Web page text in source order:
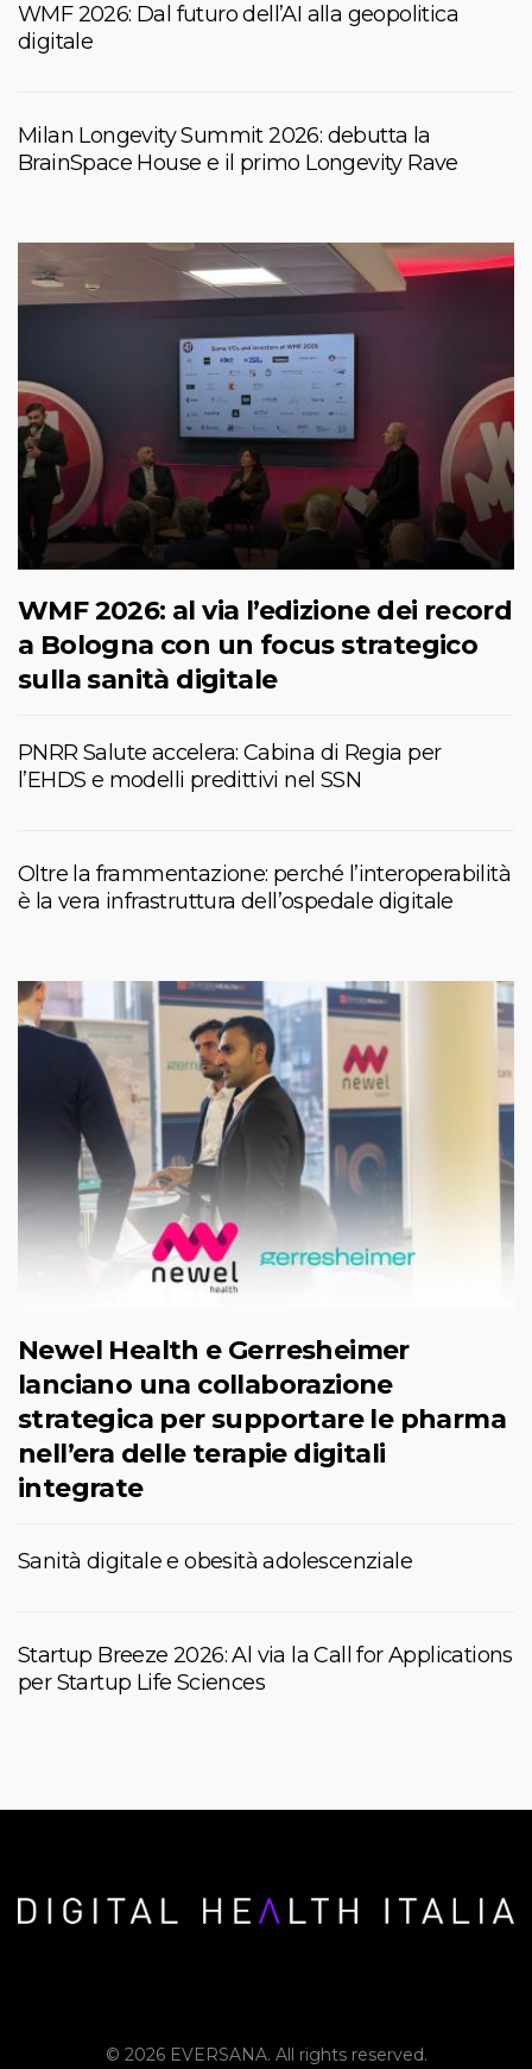
WMF 2026: Dal futuro dell’AI alla geopolitica
digitale
Milan Longevity Summit 2026: debutta la
BrainSpace House e il primo Longevity Rave
WMF 2026: al via l’edizione dei record
a Bologna con un focus strategico
sulla sanità digitale
PNRR Salute accelera: Cabina di Regia per
l’EHDS e modelli predittivi nel SSN
Oltre la frammentazione: perché l’interoperabilità
è la vera infrastruttura dell’ospedale digitale
Newel Health e Gerresheimer
lanciano una collaborazione
strategica per supportare le pharma
nell’era delle terapie digitali
integrate
Sanità digitale e obesità adolescenziale
Startup Breeze 2026: Al via la Call for Applications
per Startup Life Sciences
© 2026 EVERSANA. All rights reserved.